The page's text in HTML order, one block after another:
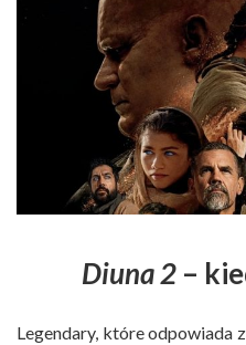
Diuna 2–
Legendary, które odpowiada